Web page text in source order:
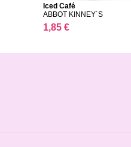
Iced Café
ABBOT KINNEY´S
1,85 €